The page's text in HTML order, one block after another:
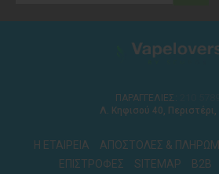
ΠΑΡΑΓΓΕΛΙΕΣ:
Λ. Κηφισού 40,
Η ΕΤΑΙΡΕΙΑ ΑΠΟΣΤΟΛΕΣ &
ΕΠΙΣΤΡΟΦΕΣ
SITEMAP B2B